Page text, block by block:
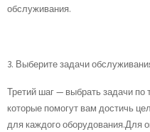
обслуживания.
3. Выберите задачи
Третий шаг — выбрать задачи
которые помогут вам достичь
для каждого оборудования.Для